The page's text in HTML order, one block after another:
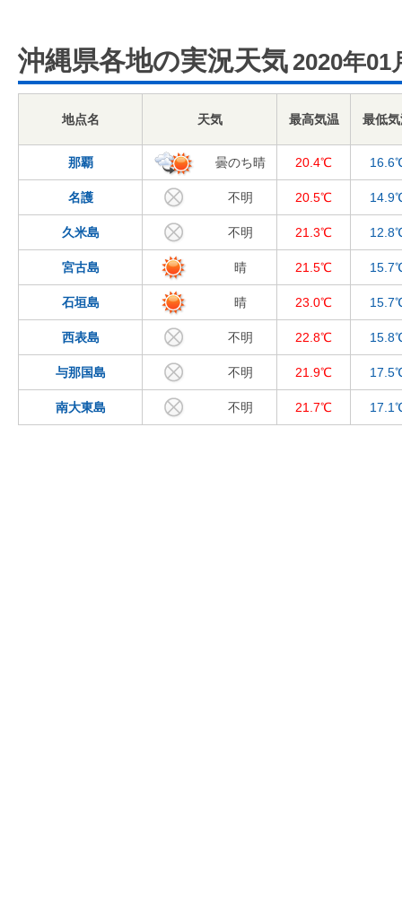
沖縄県各地の実況天気 2020年01
地点名 天気 最高気温 最低
那覇 曇のち晴 20.4℃
名護 不明 20.5℃
久米島 不明 21.3℃
宮古島 晴 21.5℃
石垣島 晴 23.0℃
西表島 不明 22.8℃
与那国島 不明 21.9℃
南大東島 不明 21.7℃